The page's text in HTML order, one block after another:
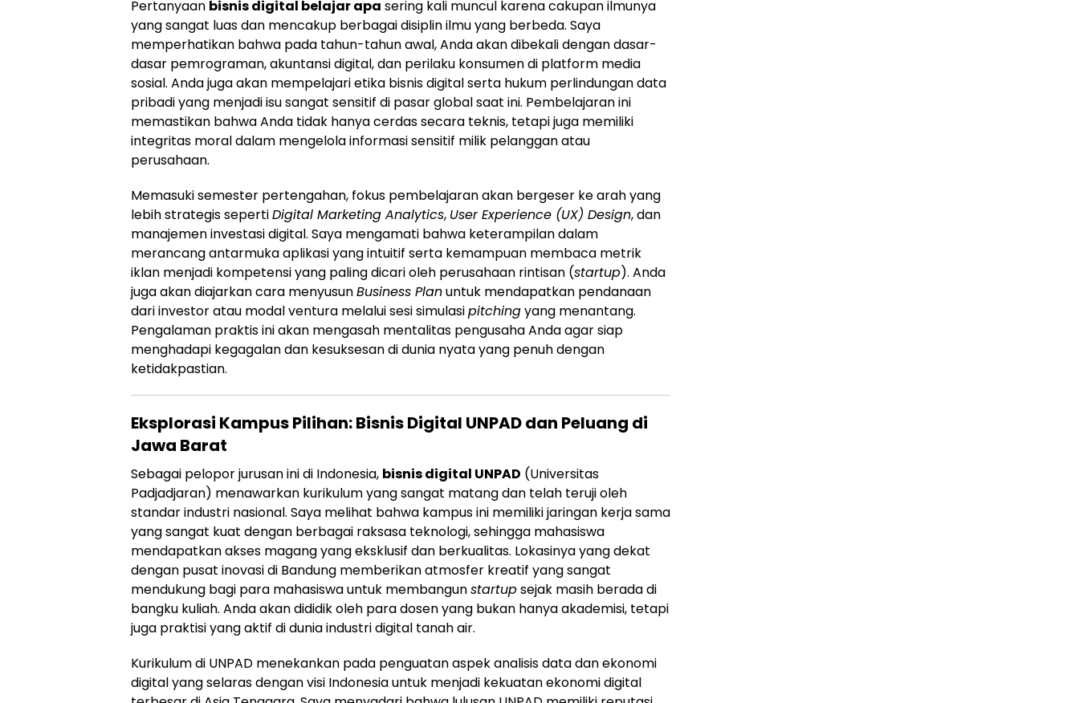
Pertanyaan bisnis digital belajar apa sering kali muncul karena cakupan ilmunya
yang sangat luas dan mencakup berbagai disiplin ilmu yang berbeda. Saya
memperhatikan bahwa pada tahun-tahun awal, Anda akan dibekali dengan dasar-
dasar pemrograman, akuntansi digital, dan perilaku konsumen di platform media
sosial. Anda juga akan mempelajari etika bisnis digital serta hukum perlindungan data
pribadi yang menjadi isu sangat sensitif di pasar global saat ini. Pembelajaran ini
memastikan bahwa Anda tidak hanya cerdas secara teknis, tetapi juga memiliki
integritas moral dalam mengelola informasi sensitif milik pelanggan atau
perusahaan.
Memasuki semester pertengahan, fokus pembelajaran akan bergeser ke arah yang
lebih strategis sepertiDigital Marketing Analytics, User Experience (UX) Design, dan
manajemen investasi digital. Saya mengamati bahwa keterampilan dalam
merancang antarmuka aplikasi yang intuitif serta kemampuan membaca metrik
iklan menjadi kompetensi yang paling dicari oleh perusahaan rintisan (startup). Anda
juga akan diajarkan cara menyusunBusiness Planuntuk mendapatkan pendanaan
dari investor atau modal ventura melalui sesi simulasipitchingyang menantang.
Pengalaman praktis ini akan mengasah mentalitas pengusaha Anda agar siap
menghadapi kegagalan dan kesuksesan di dunia nyata yang penuh dengan
ketidakpastian.
Eksplorasi Kampus Pilihan: Bisnis Digital UNPAD dan Peluang di
Jawa Barat
Sebagai pelopor jurusan ini di Indonesia, bisnis digital UNPAD (Universitas
Padjadjaran) menawarkan kurikulum yang sangat matang dan telah teruji oleh
standar industri nasional. Saya melihat bahwa kampus ini memiliki jaringan kerja sama
yang sangat kuat dengan berbagai raksasa teknologi, sehingga mahasiswa
mendapatkan akses magang yang eksklusif dan berkualitas. Lokasinya yang dekat
dengan pusat inovasi di Bandung memberikan atmosfer kreatif yang sangat
mendukung bagi para mahasiswa untuk membangunstartupsejak masih berada di
bangku kuliah. Anda akan dididik oleh para dosen yang bukan hanya akademisi, tetapi
juga praktisi yang aktif di dunia industri digital tanah air.
Kurikulum di UNPAD menekankan pada penguatan aspek analisis data dan ekonomi
digital yang selaras dengan visi Indonesia untuk menjadi kekuatan ekonomi digital